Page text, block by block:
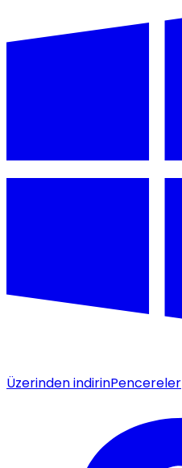
Üzerinden indirinPencereler